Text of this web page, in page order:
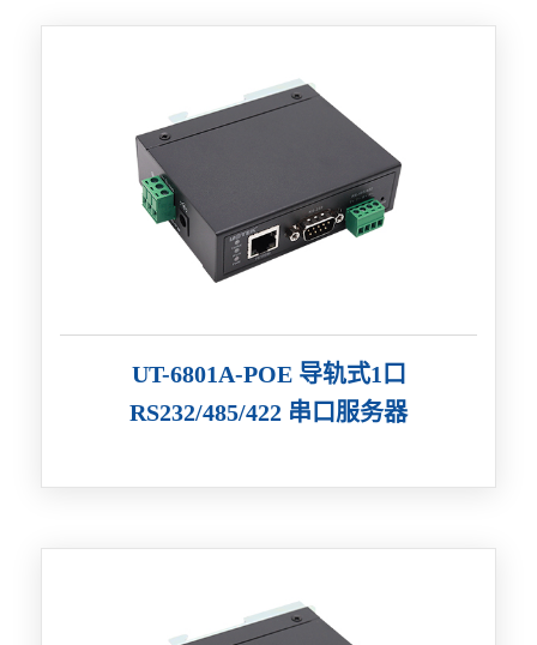
UT-6801A-POE 导轨式1口
RS232/485/422 串口服务器